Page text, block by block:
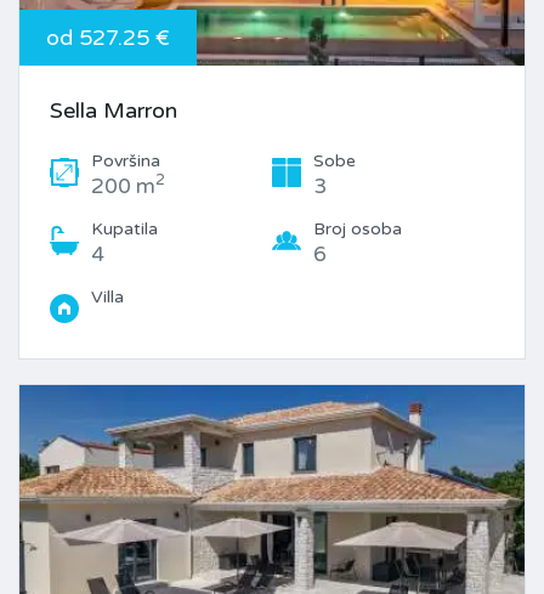
od 527.25 €
Sella Marron
Površina
200 m2
Sobe
3
Kupatila
4
Broj osoba
6
Villa